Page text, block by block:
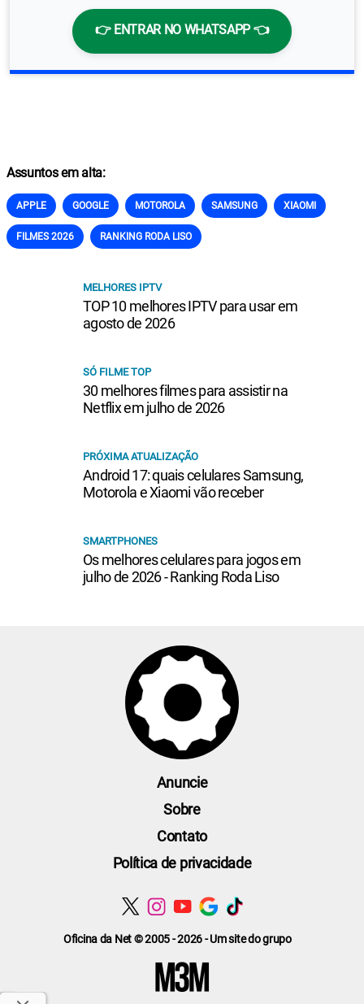
👉 ENTRAR NO WHATSAPP 👈
Assuntos em alta:
APPLE GOOGLE MOTOROLA SAMSUNG XIAOMI
FILMES 2026 RANKING RODA LISO
MELHORES IPTV
TOP 10 melhores IPTV para usar em
agosto de 2026
SÓ FILME TOP
30 melhores filmes para assistir na
Netflix em julho de 2026
PRÓXIMA ATUALIZAÇÃO
Android 17: quais celulares Samsung,
Motorola e Xiaomi vão receber
SMARTPHONES
Os melhores celulares para jogos em
julho de 2026 - Ranking Roda Liso
Oficina da Net © 2005 - 2026 - Um site do grupo
Anuncie
Sobre
Contato
Política de privacidade